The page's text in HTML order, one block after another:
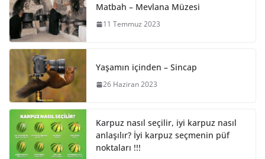
Matbah – Mevlana Müzesi
11 Temmuz 2023
Yaşamın içinden – Sincap
26 Haziran 2023
Karpuz nasıl seçilir, iyi karpuz nasıl
anlaşılır? İyi karpuz seçmenin püf
noktaları !!!